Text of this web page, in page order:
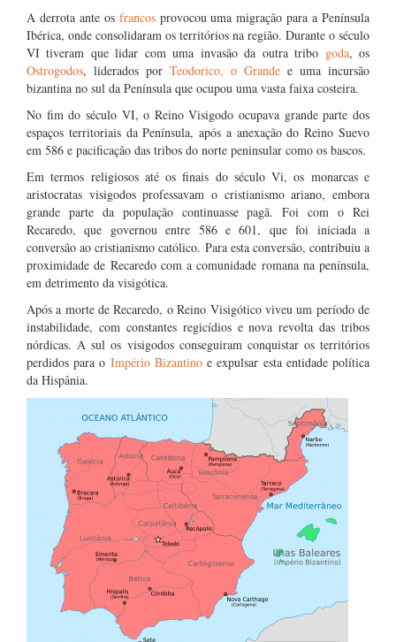
A derrota ante os francosprovocou uma migração para a Península
Ibérica, onde consolidaram os territórios na região. Durante o século
VI tiveram que lidar com uma invasão da outra tribo goda, os
Ostrogodos, liderados por Teodorico, o Grande e uma incursão
bizantina no sul da Península que ocupou uma vasta faixa costeira.
No fim do século VI, o Reino Visigodo ocupava grande parte dos
espaços territoriais da Península, após a anexação do Reino Suevo
em 586 e pacificação das tribos do norte peninsular como os bascos.
Em termos religiosos até os finais do século Vi, os monarcas e
aristocratas visigodos professavam o cristianismo ariano, embora
grande parte da população continuasse pagã. Foi com o Rei
Recaredo, que governou entre 586 e 601, que foi iniciada a
conversão ao cristianismo católico. Para esta conversão, contribuiu a
proximidade de Recaredo com a comunidade romana na península,
em detrimento da visigótica.
Após a morte de Recaredo, o Reino Visigótico viveu um período de
instabilidade, com constantes regicídios e nova revolta das tribos
nórdicas. A sul os visigodos conseguiram conquistar os territórios
perdidos para o Império Bizantinoe expulsar esta entidade política
da Hispânia.